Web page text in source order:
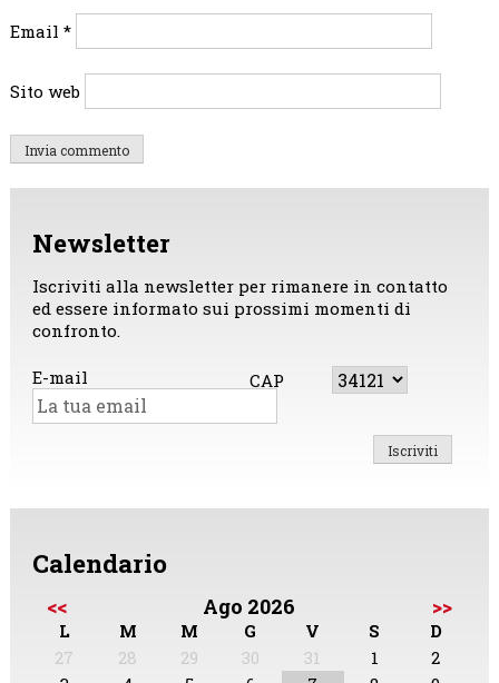
Email *
Sito web
Newsletter
Iscriviti alla newsletter per rimanere in contatto
ed essere informato sui prossimi momenti di
confronto.
E-mail CAP
Calendario
<< Ago 2026 >>
L M M G V S
D
27
28 29 30 31 1
2